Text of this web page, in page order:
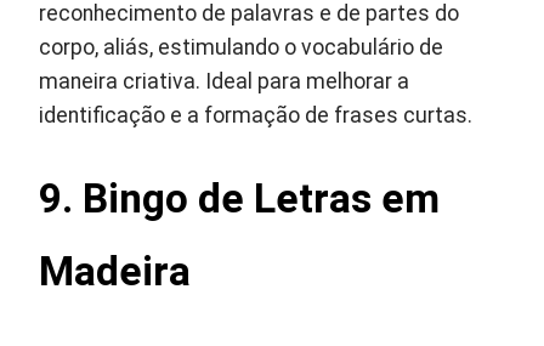
reconhecimento de palavras e de partes do
corpo, aliás, estimulando o vocabulário de
maneira criativa. Ideal para melhorar a
identificação e a formação de frases curtas.
9. Bingo de Letras em
Madeira